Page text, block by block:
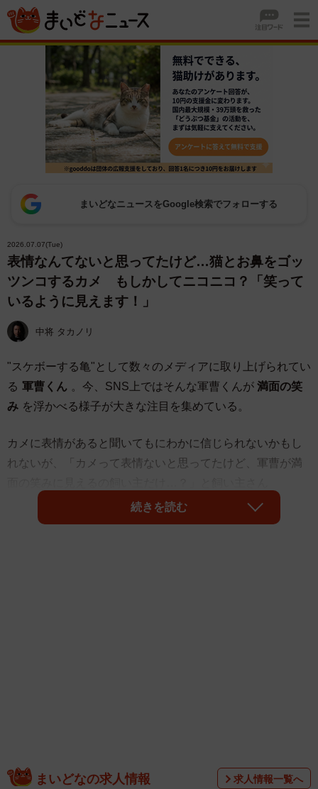
まいどなニュースをGoogle検索でフォローする
2026.07.07(Tue)
表情なんてないと思ってたけど…猫とお鼻をゴッ
ツンコするカメ もしかしてニコニコ？「笑って
いるように見えます！」
中将 タカノリ
"スケボーする亀"として数々のメディアに取り上げられてい
る 軍曹くん 。今、SNS上ではそんな軍曹くんが 満面の笑
み を浮かべる様子が大きな注目を集めている。
カメに表情があると聞いてもにわかに信じられないかもし
れないが、「カメって表情ないと思ってたけど、軍曹が満
（@Mh0MLiErcV8E97C）が紹介した動画には同居猫の小
雪ちゃんとたわむれ、たしかにニンマリと笑う軍曹くんの
続きを読む
まいどなの求人情報 求人情報一覧へ